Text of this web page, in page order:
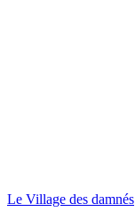
Le Village des damnés